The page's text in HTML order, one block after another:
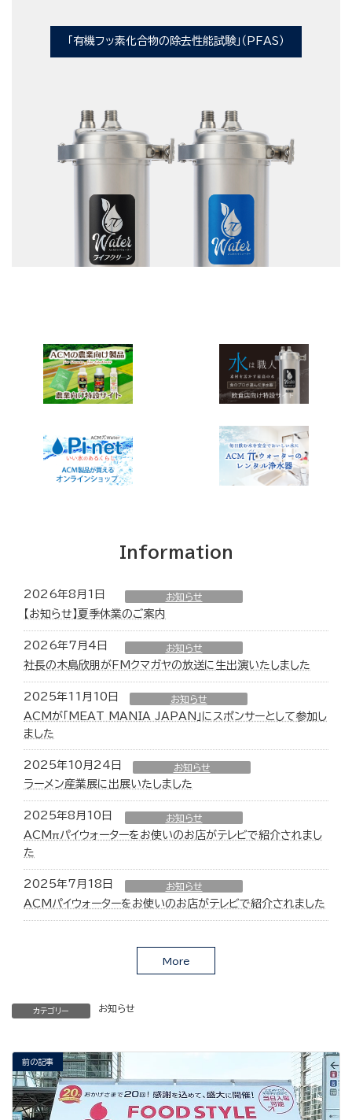
「有機フッ素化合物の除去性能試験」（PFAS）
Information
2026年8月1日 お知らせ
【お知らせ】夏季休業のご案内
2026年7月4日 お知らせ
社長の木島欣朋がFMクマガヤの放送に生出演いたしました
2025年11月10日 お知らせ
ACMが「MEAT MANIA JAPAN」にスポンサーとして参加し
ました
2025年10月24日 お知らせ
ラーメン産業展に出展いたしました
2025年8月10日 お知らせ
ACMπパイウォーターをお使いのお店がテレビで紹介されまし
た
2025年7月18日 お知らせ
ACMパイウォーターをお使いのお店がテレビで紹介されました
More
カテゴリー お知らせ
前の記事